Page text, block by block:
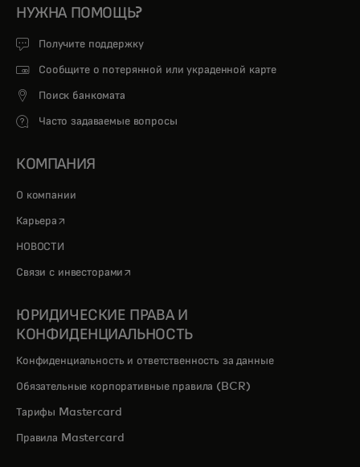
НУЖНА ПОМОЩЬ?
Получите поддержку
Сообщите о потерянной или украденной карте
Поиск банкомата
Часто задаваемые вопросы
КОМПАНИЯ
О компании
Карьера opens in a new tab
НОВОСТИ
Связи с инвесторами opens in a new tab
ЮРИДИЧЕСКИЕ ПРАВА И
КОНФИДЕНЦИАЛЬНОСТЬ
Конфиденциальность и ответственность за данные
Обязательные корпоративные правила (BCR)
Тарифы Mastercard
Правила Mastercard